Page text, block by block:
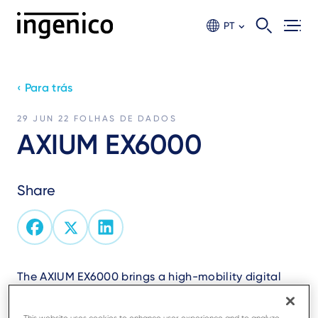
PT
‹ Para trás
29 JUN 22 FOLHAS DE DADOS
AXIUM EX6000
Share
The AXIUM EX6000 brings a high-mobility digital
business.